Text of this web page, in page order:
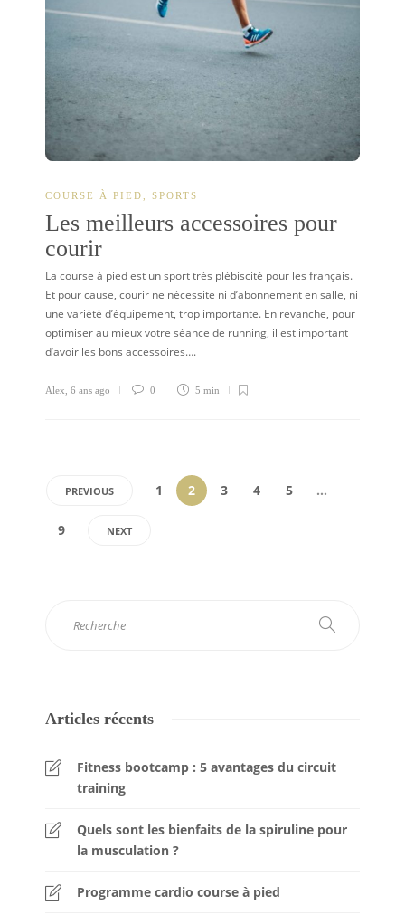
COURSE À PIED SPORTS
Les meilleurs accessoires pour
courir
La course à pied est un sport très plébiscité pour les français.
Et pour cause, courir ne nécessite ni d’abonnement en salle, ni
une variété d’équipement, trop importante. En revanche, pour
optimiser au mieux votre séance de running, il est important
d’avoir les bons accessoires….
Alex 6 ans ago 0 5 min
PREVIOUS 1 2 3 4 5 …
9 NEXT
Articles récents
Fitness bootcamp : 5 avantages du circuit
training
Quels sont les bienfaits de la spiruline pour
la musculation ?
Programme cardio course à pied